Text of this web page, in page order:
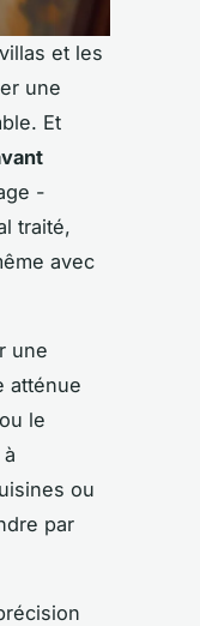
et les
une
Et
-
traité,
avec
une
atténue
le
ou
par